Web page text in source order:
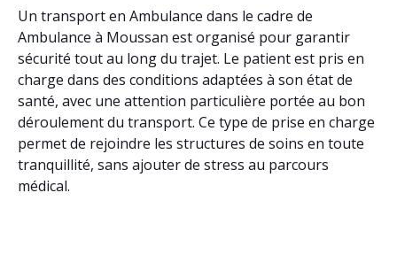
Un transport en Ambulance dans le cadre de
Ambulance à Moussan est organisé pour garantir
sécurité tout au long du trajet. Le patient est pris en
charge dans des conditions adaptées à son état de
santé, avec une attention particulière portée au bon
déroulement du transport. Ce type de prise en charge
permet de rejoindre les structures de soins en toute
tranquillité, sans ajouter de stress au parcours
médical.